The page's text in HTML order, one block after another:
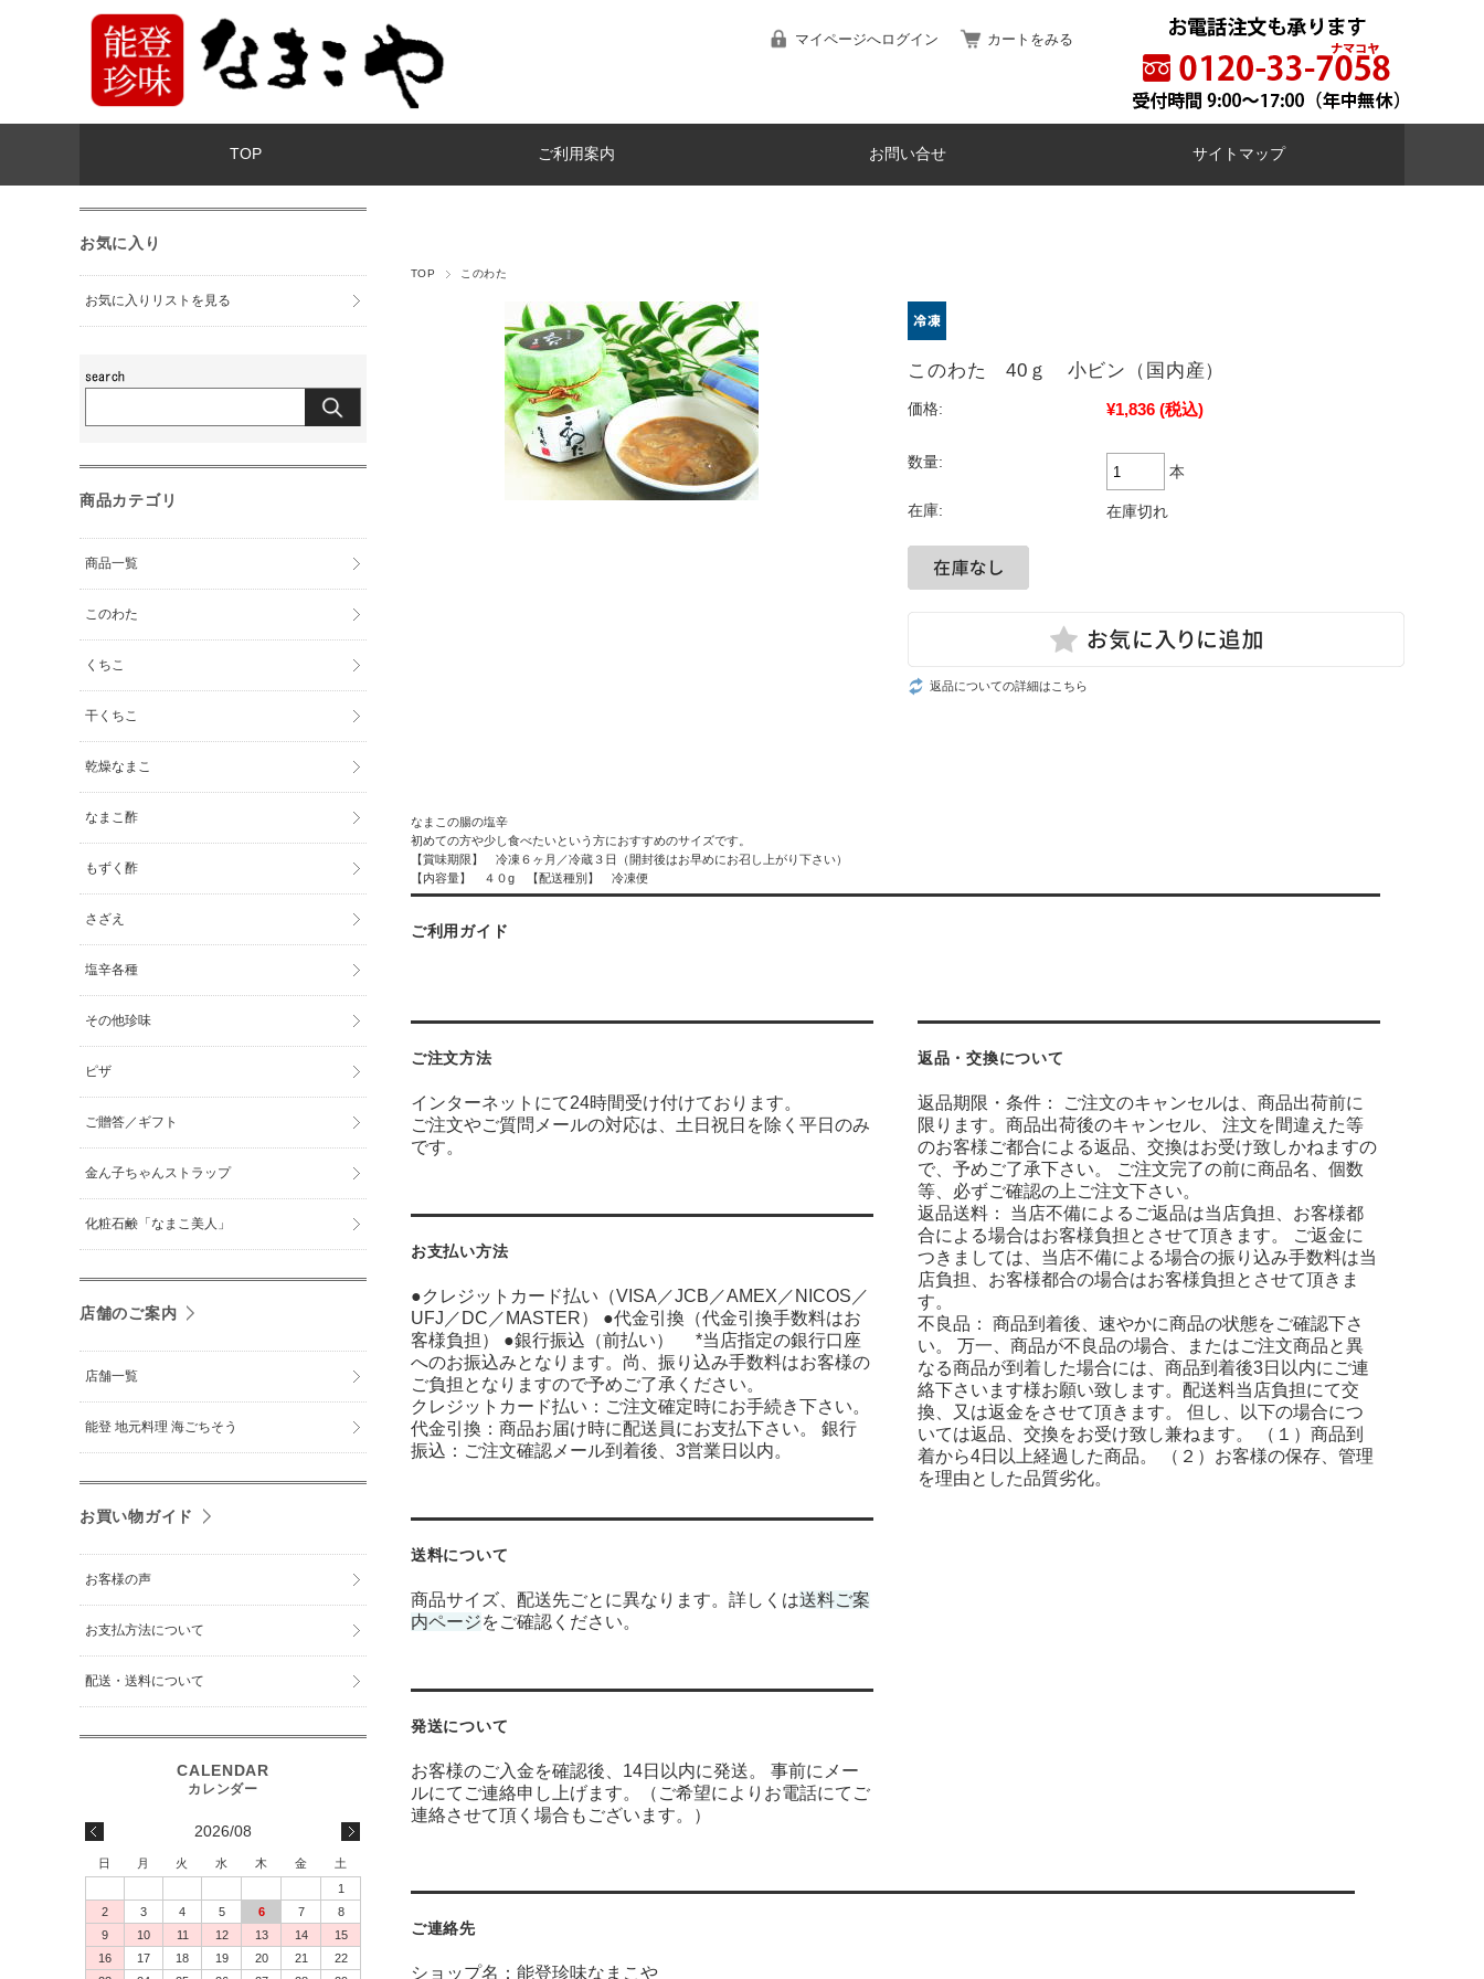
マイページへログイン カートをみる
TOP ご利用案内 お問い合せ サイトマップ
TOP このわた
このわた 40ｇ 小ビン（国内産）
価格: ¥1,836 (税込)
数量:
本
在庫: 在庫切れ
返品についての詳細はこちら
なまこの腸の塩辛
初めての方や少し食べたいという方におすすめのサイズです。
【賞味期限】 冷凍６ヶ月／冷蔵３日（開封後はお早めにお召し上がり下さい）
【内容量】 ４０g 【配送種別】 冷凍便
ご利用ガイド
ご注文方法
インターネットにて24時間受け付けております。
ご注文やご質問メールの対応は、土日祝日を除く平日のみ
です。
お支払い方法
●クレジットカード払い（VISA／JCB／AMEX／NICOS／
UFJ／DC／MASTER） ●代金引換（代金引換手数料はお
客様負担） ●銀行振込（前払い） *当店指定の銀行口座
へのお振込みとなります。尚、振り込み手数料はお客様の
ご負担となりますので予めご了承ください。
クレジットカード払い：ご注文確定時にお手続き下さい。
代金引換：商品お届け時に配送員にお支払下さい。 銀行
振込：ご注文確認メール到着後、3営業日以内。
送料について
商品サイズ、配送先ごとに異なります。詳しくは送料ご案
内ページをご確認ください。
発送について
お客様のご入金を確認後、14日以内に発送。 事前にメー
ルにてご連絡申し上げます。（ご希望によりお電話にてご
連絡させて頂く場合もございます。）
返品・交換について
返品期限・条件： ご注文のキャンセルは、商品出荷前に
限ります。商品出荷後のキャンセル、 注文を間違えた等
のお客様ご都合による返品、交換はお受け致しかねますの
で、予めご了承下さい。 ご注文完了の前に商品名、個数
等、必ずご確認の上ご注文下さい。
返品送料： 当店不備によるご返品は当店負担、お客様都
合による場合はお客様負担とさせて頂きます。 ご返金に
つきましては、当店不備による場合の振り込み手数料は当
店負担、お客様都合の場合はお客様負担とさせて頂きま
す。
不良品： 商品到着後、速やかに商品の状態をご確認下さ
い。 万一、商品が不良品の場合、またはご注文商品と異
なる商品が到着した場合には、商品到着後3日以内にご連
絡下さいます様お願い致します。配送料当店負担にて交
換、又は返金をさせて頂きます。 但し、以下の場合につ
いては返品、交換をお受け致し兼ねます。 （１）商品到
着から4日以上経過した商品。 （２）お客様の保存、管理
を理由とした品質劣化。
ご連絡先
ショップ名：能登珍味なまこや
お気に入り
お気に入りリストを見る
商品カテゴリ
商品一覧
このわた
くちこ
干くちこ
乾燥なまこ
なまこ酢
もずく酢
さざえ
塩辛各種
その他珍味
ピザ
ご贈答／ギフト
金ん子ちゃんストラップ
化粧石鹸「なまこ美人」
店舗のご案内
店舗一覧
能登 地元料理 海ごちそう
お買い物ガイド
お客様の声
お支払方法について
配送・送料について
2026/08
日 月 火 水 木 金
土
1
2
3 4 5 6 7
8
9
10 11 12 13 14
15
16
17 18 19 20 21
22